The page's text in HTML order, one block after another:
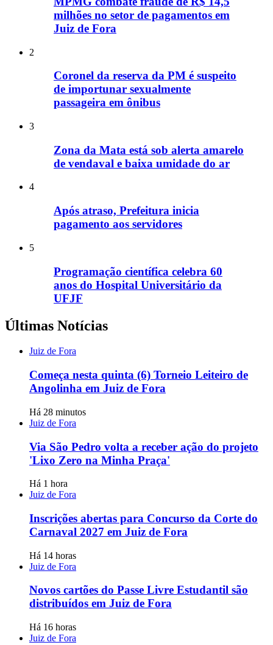
milhões no setor de pagamentos em
Juiz de Fora
2
Coronel da reserva da PM é suspeito
de importunar sexualmente
passageira em ônibus
3
Zona da Mata está sob alerta amarelo
de vendaval e baixa umidade do ar
4
Após atraso, Prefeitura inicia
pagamento aos servidores
5
Programação científica celebra 60
anos do Hospital Universitário da
UFJF
Últimas Notícias
Juiz de Fora
Começa nesta quinta (6) Torneio Leiteiro de
Angolinha em Juiz de Fora
Há 28 minutos
Juiz de Fora
Via São Pedro volta a receber ação do projeto
'Lixo Zero na Minha Praça'
Há 1 hora
Juiz de Fora
Inscrições abertas para Concurso da Corte do
Carnaval 2027 em Juiz de Fora
Há 14 horas
Juiz de Fora
Novos cartões do Passe Livre Estudantil são
distribuídos em Juiz de Fora
Há 16 horas
Juiz de Fora